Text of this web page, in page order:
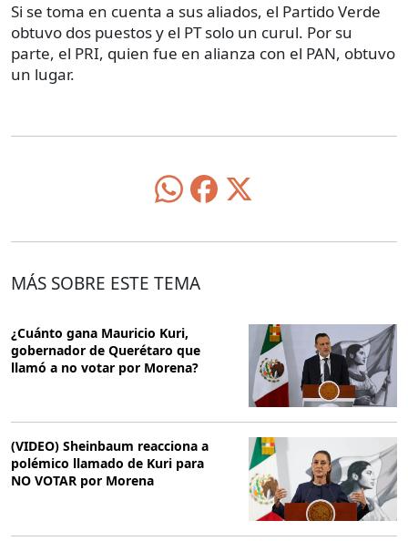
Si se toma en cuenta a sus aliados, el Partido Verde
obtuvo dos puestos y el PT solo un curul. Por su
parte, el PRI, quien fue en alianza con el PAN, obtuvo
un lugar.
MÁS SOBRE ESTE TEMA
¿Cuánto gana Mauricio Kuri,
gobernador de Querétaro que
llamó a no votar por Morena?
(VIDEO) Sheinbaum reacciona a
polémico llamado de Kuri para
NO VOTAR por Morena